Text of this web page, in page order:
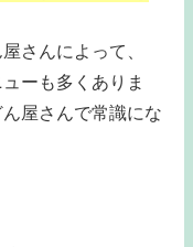
さんによって、
ーも多くありま
屋さんで常識にな